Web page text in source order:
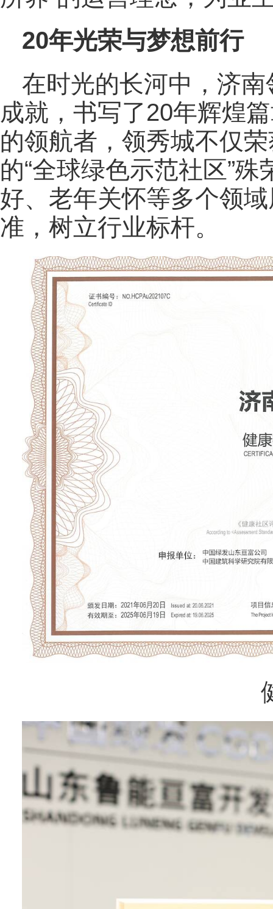
20年光荣与梦想前行
在时光的长河中，济
成就，书写了20年辉煌
的领航者，领秀城不仅
的“全球绿色示范社区”
好、老年关怀等多个领
准，树立行业标杆。